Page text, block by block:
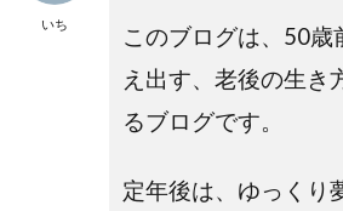
いち
このブログは、50歳
え出す、老後の生き
るブログです。
定年後は、ゆっくり